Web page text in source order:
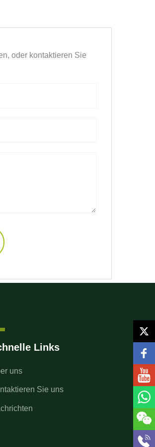
oder kontaktieren Sie
Links
uns
Sie uns